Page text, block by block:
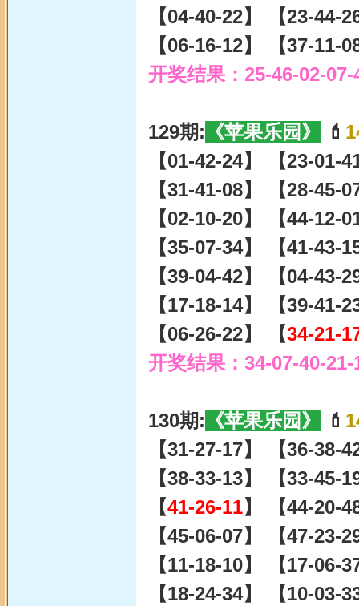
【04-40-22】 【23-44-
【06-16-12】 【37-11-
开奖结果：25-46-02-
129期: 《苹果乐园》 💄
【01-42-24】 【23-01-
【31-41-08】 【28-45-
【02-10-20】 【44-12-
【35-07-34】 【41-43-
【39-04-42】 【04-43-
【17-18-14】 【39-41-
【06-26-22】 【34-21-
开奖结果：34-07-40-
130期: 《苹果乐园》 💄
【31-27-17】 【36-38-
【38-33-13】 【33-45-
【41-26-11】 【44-20-
【45-06-07】 【47-23-
【11-18-10】 【17-06-
【18-24-34】 【10-03-